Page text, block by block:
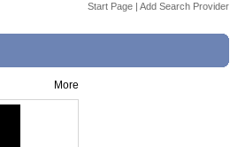
Start Page | Add Search Provider
More